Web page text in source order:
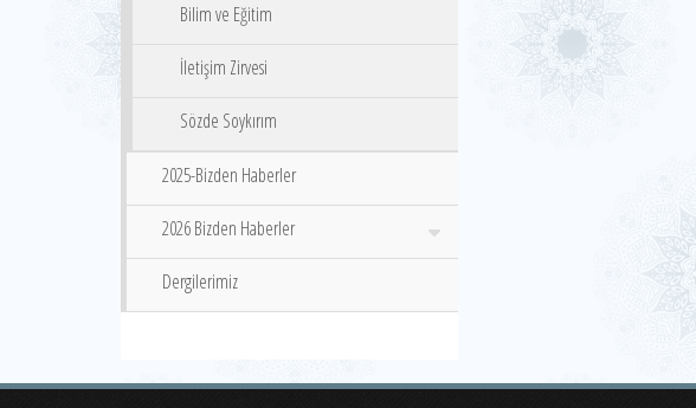
Bilim ve Eğitim
İletişim Zirvesi
Sözde Soykırım
2025-Bizden Haberler
2026 Bizden Haberler
Dergilerimiz